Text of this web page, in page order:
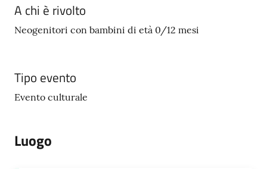
A chi è rivolto
Neogenitori con bambini di età 0/12 mesi
Tipo evento
Evento culturale
Luogo